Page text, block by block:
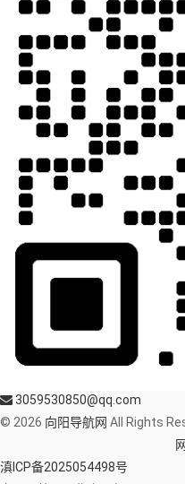
3059530850@qq.com
© 2026 向阳导航网 All Rights
滇ICP备2025054498号